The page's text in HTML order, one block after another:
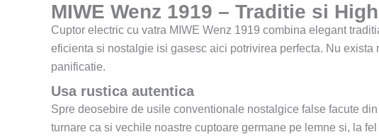
MIWE Wenz 1919 – Traditie si
Cuptor electric cu vatra MIWE Wenz 1919 combina elegant
eficienta si nostalgie isi gasesc aici potrivirea perfecta. Nu
panificatie.
Usa rustica autentica
Spre deosebire de usile conventionale nostalgice false facute
turnare ca si vechile noastre cuptoare germane pe lemne si, la